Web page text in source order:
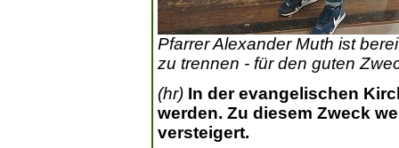
Pfarrer Alexander Muth ist
zu trennen - für den guten
(hr) In der evangelischen
werden. Zu diesem Zweck
versteigert.